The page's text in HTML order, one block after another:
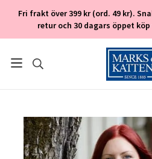
Fri frakt över 399 kr (ord. 49 kr).
retur och 30 dagars öppet